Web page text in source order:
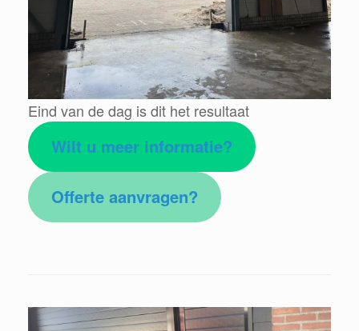
Eind van de dag is dit het resultaat
Wilt u meer informatie?
Offerte aanvragen?